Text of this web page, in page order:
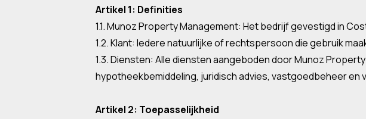
Artikel 1: Definities
1.1. Munoz Property Management: Het bedrijf gevestigd in
1.2. Klant: Iedere natuurlijke of rechtspersoon die gebruik
1.3. Diensten: Alle diensten aangeboden door Munoz
hypotheekbemiddeling, juridisch advies, vastgoedbeheer en
Artikel 2: Toepasselijkheid